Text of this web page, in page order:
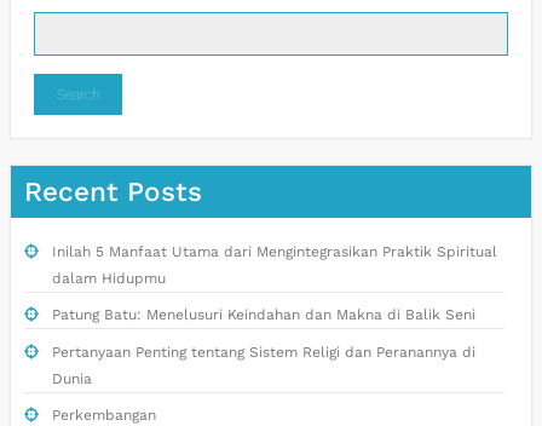
Search
Recent Posts
Inilah 5 Manfaat Utama dari Mengintegrasikan Praktik Spiritual
dalam Hidupmu
Patung Batu: Menelusuri Keindahan dan Makna di Balik Seni
Pertanyaan Penting tentang Sistem Religi dan Peranannya di
Dunia
Perkembangan